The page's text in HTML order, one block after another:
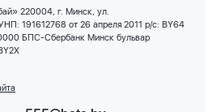
220004, г. Минск, ул.
191612768 от 26 апреля 2011 р/с: BY64
БПС-Сбербанк Минск бульвар